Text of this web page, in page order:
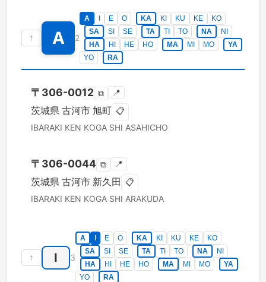
↑ A 2
A E O KA KI KU KE
KO
SA
SI SE TA TI TO NA
NI
HA
HI HE HO MA MI MO
YA
YO
RA
〒 306-0012 ⧉ 📍
茨城県 古河市 旭町 📋
IBARAKI KEN KOGA SHI ASAHICHO
〒 306-0044 ⧉ 📍
茨城県 古河市 新久田 📋
IBARAKI KEN KOGA SHI ARAKUDA
↑ I 3
A E O KA KI KU KE
KO
SA
SI SE TA TI TO NA
NI
HA
HI HE HO MA MI MO
YA
YO
RA